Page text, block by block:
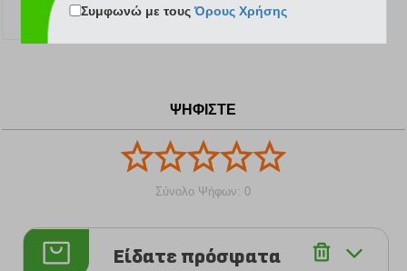
ΨΗΦΙΣΤΕ
Σύνολο Ψήφων: 0
Είδατε πρόσφατα
Συμφωνώ με τουςΌρους Χρήσης